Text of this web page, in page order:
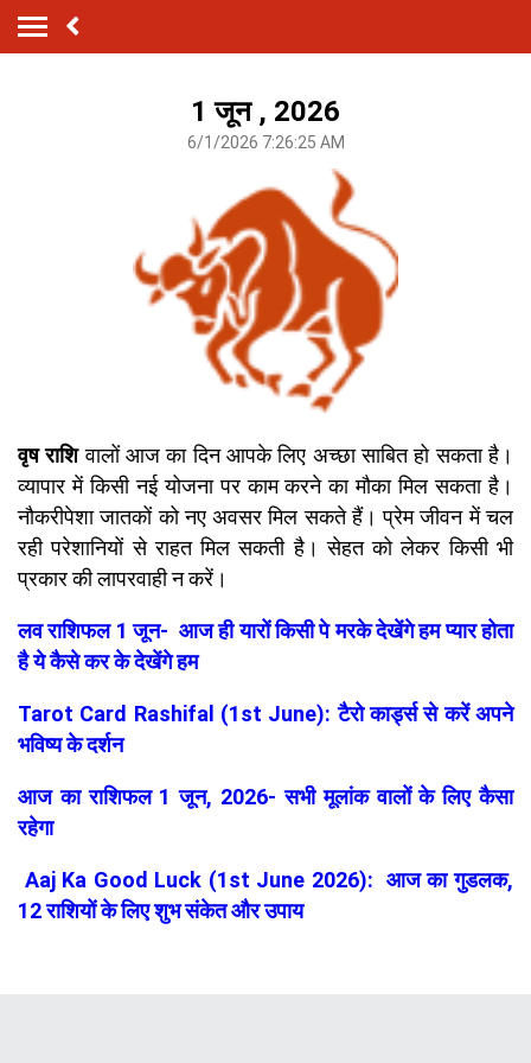
1 जून , 2026
6/1/2026 7:26:25 AM
वृष राशिवालों आज का दिन आपके लिए अच्छा साबित हो सकता है।
व्यापार में किसी नई योजना पर काम करने का मौका मिल सकता है।
नौकरीपेशा जातकों को नए अवसर मिल सकते हैं। प्रेम जीवन में चल
रही परेशानियों से राहत मिल सकती है। सेहत को लेकर किसी भी
प्रकार की लापरवाही न करें।
लव राशिफल 1 जून- आज ही यारों किसी पे मरके देखेंगे हम प्यार होता
है ये कैसे कर के देखेंगे हम
Tarot Card Rashifal (1st June): टैरो कार्ड्स से करें अपने
भविष्य के दर्शन
आज का राशिफल 1 जून, 2026- सभी मूलांक वालों के लिए कैसा
रहेगा
Aaj Ka Good Luck (1st June 2026): आज का गुडलक,
12 राशियों के लिए शुभ संकेत और उपाय